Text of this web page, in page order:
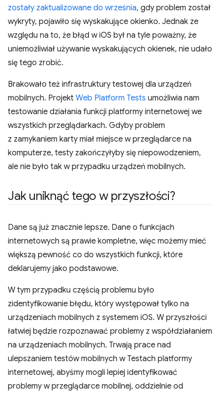
zostały zaktualizowane do września, gdy problem został
wykryty, pojawiło się wyskakujące okienko. Jednak ze
względu na to, że błąd w iOS był na tyle poważny, że
uniemożliwiał używanie wyskakujących okienek, nie udało
się tego zrobić.
Brakowało też infrastruktury testowej dla urządzeń
mobilnych. Projekt Web Platform Tests umożliwia nam
testowanie działania funkcji platformy internetowej we
wszystkich przeglądarkach. Gdyby problem
z zamykaniem karty miał miejsce w przeglądarce na
komputerze, testy zakończyłyby się niepowodzeniem,
ale nie było tak w przypadku urządzeń mobilnych.
Jak uniknąć tego w przyszłości?
Dane są już znacznie lepsze. Dane o funkcjach
internetowych są prawie kompletne, więc możemy mieć
większą pewność co do wszystkich funkcji, które
deklarujemy jako podstawowe.
W tym przypadku częścią problemu było
zidentyfikowanie błędu, który występował tylko na
urządzeniach mobilnych z systemem iOS. W przyszłości
łatwiej będzie rozpoznawać problemy z współdziałaniem
na urządzeniach mobilnych. Trwają prace nad
ulepszaniem testów mobilnych w Testach platformy
internetowej, abyśmy mogli lepiej identyfikować
problemy w przeglądarce mobilnej, oddzielnie od